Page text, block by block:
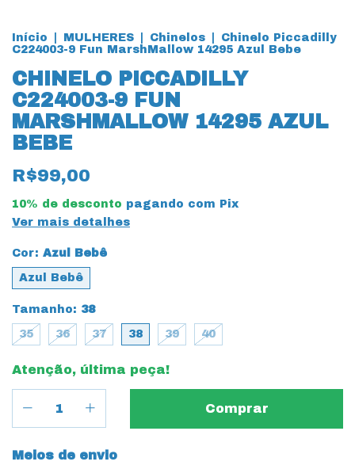
Início MULHERES Chinelos
Chinelo Piccadilly
C224003-9 Fun MarshMallow 14295 Azul Bebe
CHINELO PICCADILLY
C224003-9 FUN
MARSHMALLOW 14295 AZUL
BEBE
R$99,00
10% de desconto pagando com Pix
Ver mais detalhes
Cor: Azul Bebê
Azul Bebê
Tamanho: 38
35 36 37 38 39 40
Atenção, última peça!
Entregas para o CEP:
Meios de envio